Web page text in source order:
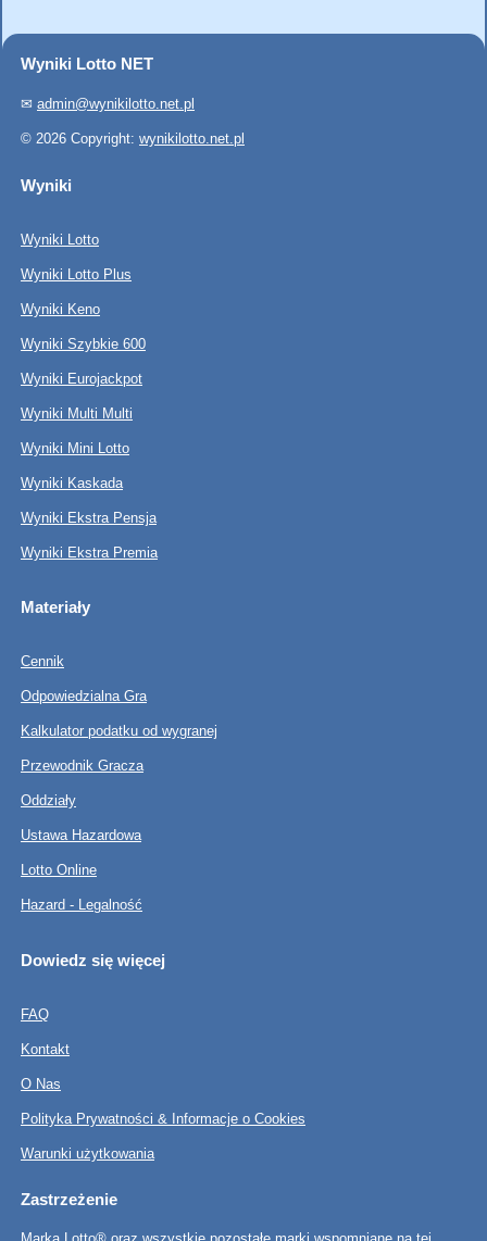
Wyniki Lotto NET
✉ admin@wynikilotto.net.pl
© 2026 Copyright: wynikilotto.net.pl
Wyniki
Wyniki Lotto
Wyniki Lotto Plus
Wyniki Keno
Wyniki Szybkie 600
Wyniki Eurojackpot
Wyniki Multi Multi
Wyniki Mini Lotto
Wyniki Kaskada
Wyniki Ekstra Pensja
Wyniki Ekstra Premia
Materiały
Cennik
Odpowiedzialna Gra
Kalkulator podatku od wygranej
Przewodnik Gracza
Oddziały
Ustawa Hazardowa
Lotto Online
Hazard - Legalność
Dowiedz się więcej
FAQ
Kontakt
O Nas
Polityka Prywatności & Informacje o Cookies
Warunki użytkowania
Zastrzeżenie